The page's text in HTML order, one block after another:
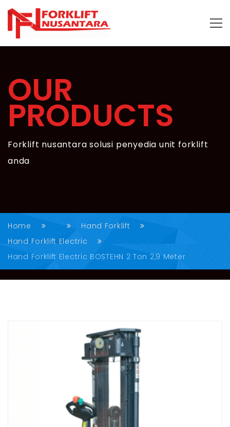
OUR
PRODUCTS
Forklift nusantara solusi penyedia unit forklift
anda
Home
Hand Forklift
Hand Forklift Electric
Hand Forklift Electric BOSTEHN 2 Ton 2,9 Meter